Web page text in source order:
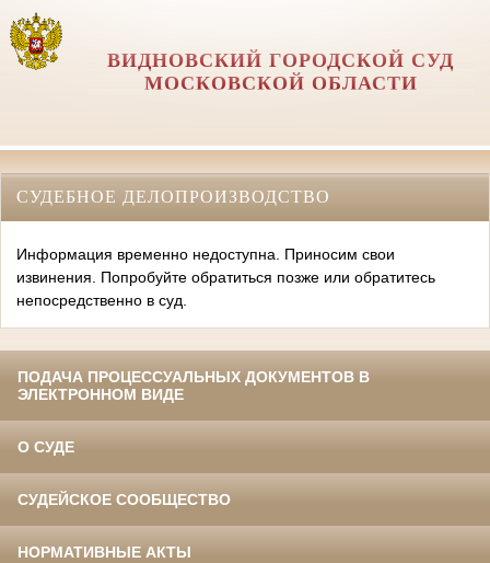
ВИДНОВСКИЙ ГОРОДСКОЙ СУД
МОСКОВСКОЙ ОБЛАСТИ
СУДЕБНОЕ ДЕЛОПРОИЗВОДСТВО
Информация временно недоступна. Приносим свои
извинения. Попробуйте обратиться позже или обратитесь
непосредственно в суд.
ПОДАЧА ПРОЦЕССУАЛЬНЫХ ДОКУМЕНТОВ В
ЭЛЕКТРОННОМ ВИДЕ
О СУДЕ
СУДЕЙСКОЕ СООБЩЕСТВО
НОРМАТИВНЫЕ АКТЫ